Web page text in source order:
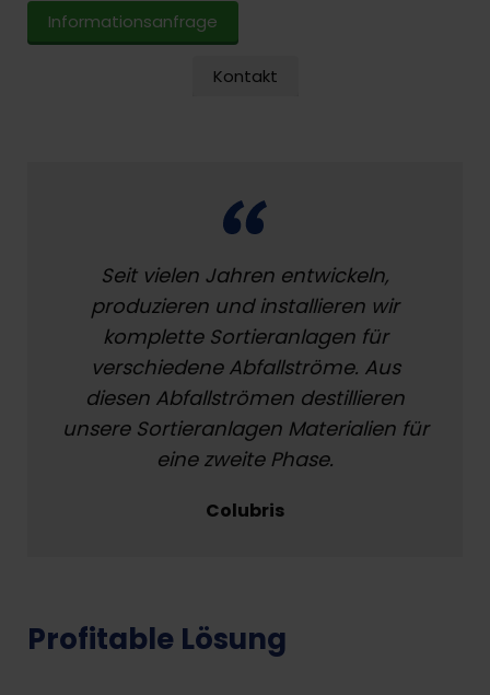
Informationsanfrage
Kontakt
Seit vielen Jahren entwickeln,
produzieren und installieren wir
komplette Sortieranlagen für
verschiedene Abfallströme. Aus
diesen Abfallströmen destillieren
unsere Sortieranlagen Materialien für
eine zweite Phase.
Colubris
Profitable Lösung